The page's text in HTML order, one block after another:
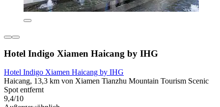
Hotel Indigo Xiamen Haicang by IHG
Hotel Indigo Xiamen Haicang by IHG
Haicang, 13,3 km von Xiamen Tianzhu Mountain Tourism Scenic
Spot entfernt
9,4/10